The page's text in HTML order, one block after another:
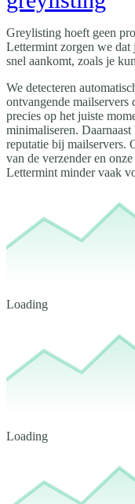
Greylisting hoeft geen
Lettermint zorgen we dat
snel aankomt, zoals je
We detecteren
ontvangende
precies op het juiste
minimaliseren.
reputatie bij mailservers.
van de verzender en
Lettermint minder vaak
Loading
Loading